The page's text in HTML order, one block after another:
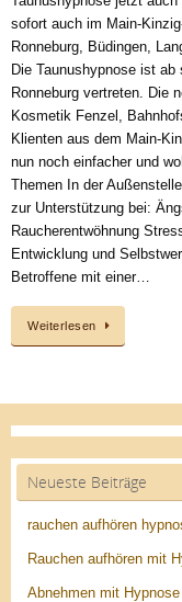
sofort auch im Main-
Ronneburg, Büdingen,
Die Taunushypnose ist
Ronneburg vertreten. Die
Kosmetik Fenzel,
Klienten aus dem Main-
nun noch einfacher und
Themen In der
zur Unterstützung bei:
Raucherentwöhnung
Entwicklung und
Betroffene mit einer…
Weiterlesen
Neueste Beiträge
rauchen aufhören
Rauchen aufhören mit
Abnehmen mit